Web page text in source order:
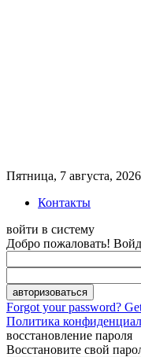
Пятница, 7 августа, 2026
Контакты
войти в систему
Добро пожаловать!
Forgot your password?
Политика
восстановление пароля
Восстановите свой